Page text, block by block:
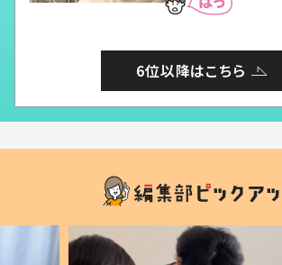
6位以降はこちら